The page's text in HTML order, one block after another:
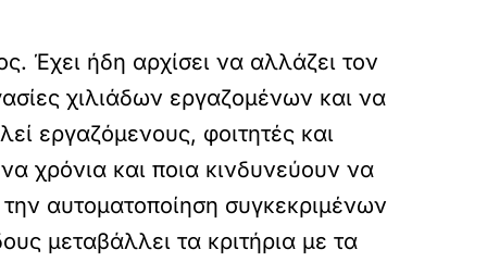
Έχει ήδη αρχίσει να αλλάζει τον
χιλιάδων εργαζομένων και να
εργαζόμενους, φοιτητές και
χρόνια και ποια κινδυνεύουν να
αυτοματοποίηση συγκεκριμένων
μεταβάλλει τα κριτήρια με τα